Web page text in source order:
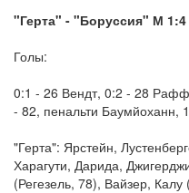
"Герта" - "Боруссия" М 1:4
Голы:
0:1 - 26 Вендт, 0:2 - 28
- 82, пенальти Баумйоханн,
"Герта": Ярстейн,
Харагути, Дарида,
(Регезель, 78), Вайзер,